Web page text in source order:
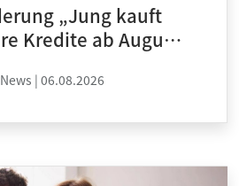
„Jung kauft
Kredite ab August
News | 06.08.2026